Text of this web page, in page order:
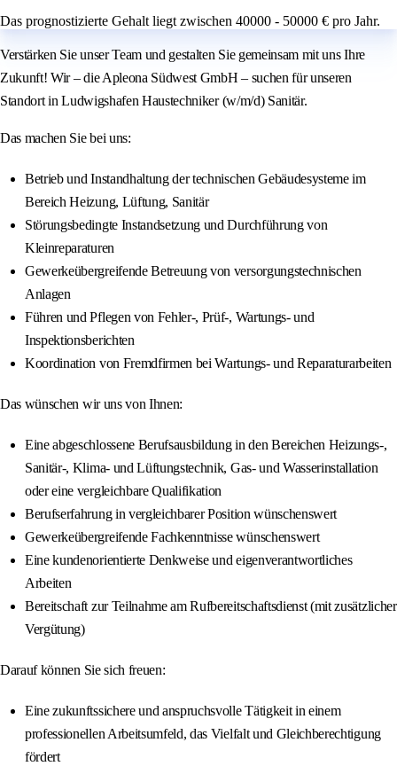
Das prognostizierte Gehalt liegt zwischen 40000 - 50000 € pro Jahr.
Verstärken Sie unser Team und gestalten Sie gemeinsam mit uns Ihre
Zukunft! Wir – die Apleona Südwest GmbH – suchen für unseren
Standort in Ludwigshafen Haustechniker (w/m/d) Sanitär.
Das machen Sie bei uns:
Betrieb und Instandhaltung der technischen Gebäudesysteme im
Bereich Heizung, Lüftung, Sanitär
Störungsbedingte Instandsetzung und Durchführung von
Kleinreparaturen
Gewerkeübergreifende Betreuung von versorgungstechnischen
Anlagen
Führen und Pflegen von Fehler-, Prüf-, Wartungs- und
Inspektionsberichten
Koordination von Fremdfirmen bei Wartungs- und Reparaturarbeiten
Das wünschen wir uns von Ihnen:
Eine abgeschlossene Berufsausbildung in den Bereichen Heizungs-,
Sanitär-, Klima- und Lüftungstechnik, Gas- und Wasserinstallation
oder eine vergleichbare Qualifikation
Berufserfahrung in vergleichbarer Position wünschenswert
Gewerkeübergreifende Fachkenntnisse wünschenswert
Eine kundenorientierte Denkweise und eigenverantwortliches
Arbeiten
Bereitschaft zur Teilnahme am Rufbereitschaftsdienst (mit zusätzlicher
Vergütung)
Darauf können Sie sich freuen:
Eine zukunftssichere und anspruchsvolle Tätigkeit in einem
professionellen Arbeitsumfeld, das Vielfalt und Gleichberechtigung
fördert